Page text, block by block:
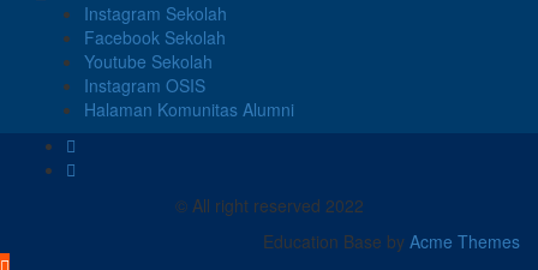
Instagram Sekolah
Facebook Sekolah
Youtube Sekolah
Instagram OSIS
Halaman Komunitas Alumni
© All right reserved 2022
Education Base by Acme Themes